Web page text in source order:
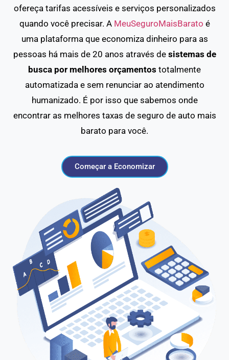
ofereça tarifas acessíveis e serviços personalizados
quando você precisar. A MeuSeguroMaisBarato é
uma plataforma que economiza dinheiro para as
pessoas há mais de 20 anos através de sistemas de
busca por melhores orçamentos totalmente
automatizada e sem renunciar ao atendimento
humanizado. É por isso que sabemos onde
encontrar as melhores taxas de seguro de auto mais
barato para você.
Começar a Economizar